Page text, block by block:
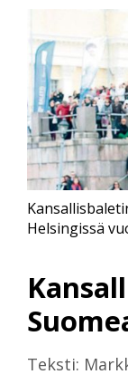
Teksti:
Helsingissä